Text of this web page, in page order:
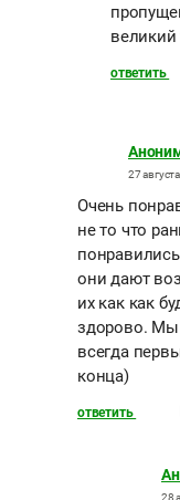
великий
ответить
27
Очень
не то что
они дают
их как как
здорово. Мы
всегда
конца)
ответить
28